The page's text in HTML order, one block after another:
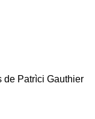
de Patrìci Gauthier